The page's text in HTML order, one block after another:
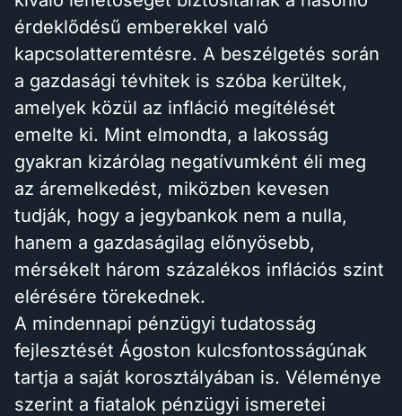
érdeklődésű emberekkel való
kapcsolatteremtésre. A beszélgetés során
a gazdasági tévhitek is szóba kerültek,
amelyek közül az infláció megítélését
emelte ki. Mint elmondta, a lakosság
gyakran kizárólag negatívumként éli meg
az áremelkedést, miközben kevesen
tudják, hogy a jegybankok nem a nulla,
hanem a gazdaságilag előnyösebb,
mérsékelt három százalékos inflációs szint
elérésére törekednek.
A mindennapi pénzügyi tudatosság
fejlesztését Ágoston kulcsfontosságúnak
tartja a saját korosztályában is. Véleménye
szerint a fiatalok pénzügyi ismeretei